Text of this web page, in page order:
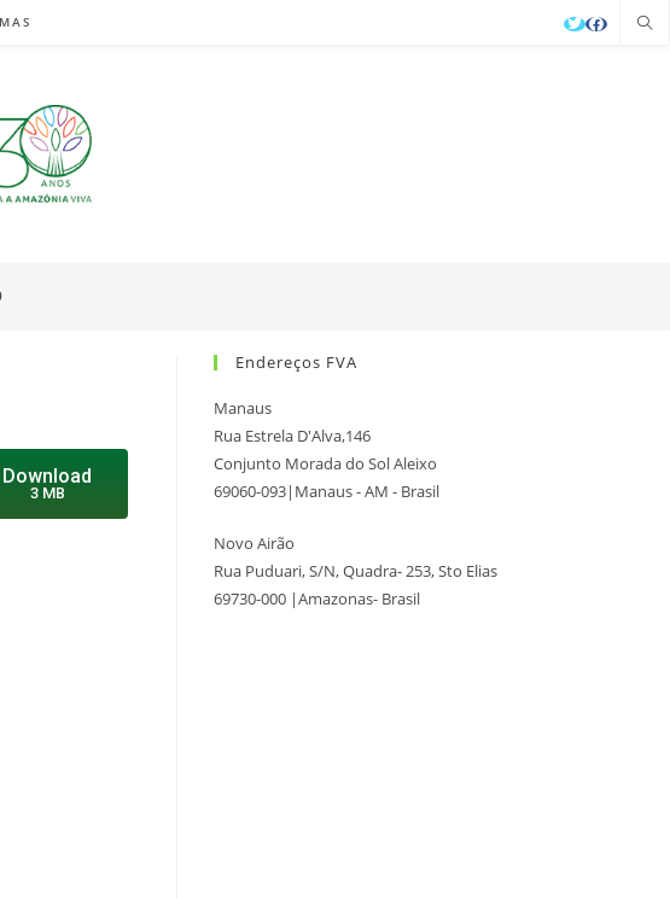
Download
3 MB
Endereços FVA
Manaus
Rua Estrela D'Alva,146
Conjunto Morada do Sol Aleixo
69060-093|Manaus - AM - Brasil
Novo Airão
Rua Puduari, S/N, Quadra- 253, Sto Elias
69730-000 |Amazonas- Brasil